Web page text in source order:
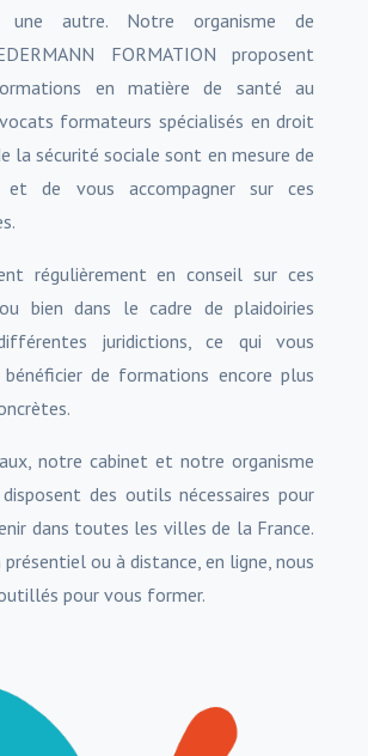
une autre. Notre organisme de
FORMATION proposent
en matière de santé au
formateurs spécialisés en droit
la sécurité sociale sont en mesure de
de vous accompagner sur ces
régulièrement en conseil sur ces
bien dans le cadre de plaidoiries
juridictions, ce qui vous
de formations encore plus
notre cabinet et notre organisme
des outils nécessaires pour
dans toutes les villes de la France.
ou à distance, en ligne, nous
pour vous former.